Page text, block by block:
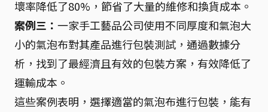
壞率降低了80%，節省了大量的維修和換貨成本。
案例三： 一家手工藝品公司使用不同厚度和氣泡大
小的氣泡布對其產品進行包裝測試，通過數據分
析，找到了最經濟且有效的包裝方案，有效降低了
運輸成本。
這些案例表明，選擇適當的氣泡布進行包裝，能有